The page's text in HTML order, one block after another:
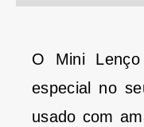
O Mini
especial no
usado com